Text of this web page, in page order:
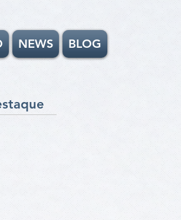
NEWS BLOG